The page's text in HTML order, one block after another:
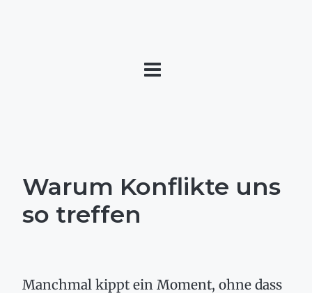
Warum Konflikte uns
so treffen
Manchmal kippt ein Moment, ohne dass